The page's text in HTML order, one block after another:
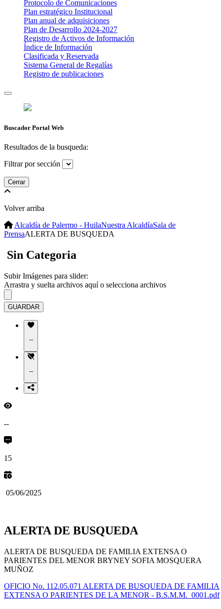
Protocolo de Comunicaciones
Plan estratégico Institucional
Plan anual de adquisiciones
Plan de Desarrollo 2024-2027
​Registro de Activos de Información​​
Índice de Información
Clasificada y Reservada
Sistema General de Regalías
Registro de publicaciones
Buscador Portal Web
Resultados de la busqueda:
Filtrar por sección
Cerrar
Volver arriba
Alcaldía de Palermo - HuilaNuestra AlcaldíaSala de
PrensaALERTA DE BUSQUEDA
Sin Categoria
Subir Imágenes para slider:
Arrastra y suelta archivos aquí o selecciona archivos
GUARDAR
--
--
--
15
05/06/2025
ALERTA DE BUSQUEDA
​ALERTA DE BUSQUEDA DE FAMILIA EXTENSA O
PARIENTES DEL MENOR BRYNEY SOFIA MOSQUERA
MUÑOZ
OFICIO No. 112.05.071 ALERTA DE BUSQUEDA DE FAMILIA
EXTENSA O PARIENTES DE LA MENOR - B.S.M.M._0001.pdf